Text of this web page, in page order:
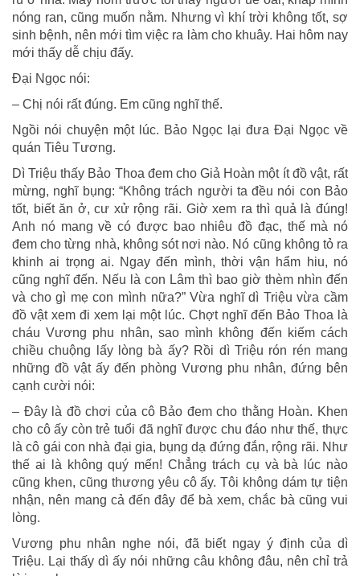
nóng ran, cũng muốn nằm. Nhưng vì khí trời không tốt, sợ
sinh bệnh, nên mới tìm việc ra làm cho khuây. Hai hôm nay
mới thấy dễ chịu đấy.
Đại Ngọc nói:
– Chị nói rất đúng. Em cũng nghĩ thế.
Ngồi nói chuyện một lúc. Bảo Ngọc lại đưa Đại Ngọc về
quán Tiêu Tương.
Dì Triệu thấy Bảo Thoa đem cho Giả Hoàn một ít đồ vật, rất
mừng, nghĩ bụng: “Không trách người ta đều nói con Bảo
tốt, biết ăn ở, cư xử rộng rãi. Giờ xem ra thì quả là đúng!
Anh nó mang về có được bao nhiêu đồ đạc, thế mà nó
đem cho từng nhà, không sót nơi nào. Nó cũng không tỏ ra
khinh ai trọng ai. Ngay đến mình, thời vận hẩm hiu, nó
cũng nghĩ đến. Nếu là con Lâm thì bao giờ thèm nhìn đến
và cho gì mẹ con mình nữa?” Vừa nghĩ dì Triệu vừa cầm
đồ vật xem đi xem lại một lúc. Chợt nghĩ đến Bảo Thoa là
cháu Vương phu nhân, sao mình không đến kiếm cách
chiều chuộng lấy lòng bà ấy? Rồi dì Triệu rón rén mang
những đồ vật ấy đến phòng Vương phu nhân, đứng bên
cạnh cười nói:
– Đây là đồ chơi của cô Bảo đem cho thằng Hoàn. Khen
cho cô ấy còn trẻ tuổi đã nghĩ được chu đáo như thế, thực
là cô gái con nhà đại gia, bụng dạ đứng đắn, rộng rãi. Như
thế ai là không quý mến! Chẳng trách cụ và bà lúc nào
cũng khen, cũng thương yêu cô ấy. Tôi không dám tự tiện
nhận, nên mang cả đến đây để bà xem, chắc bà cũng vui
lòng.
Vương phu nhân nghe nói, đã biết ngay ý định của dì
Triệu. Lại thấy dì ấy nói những câu không đâu, nên chỉ trả